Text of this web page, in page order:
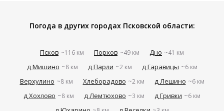
Погода в других городах Псковской области:
Псков ~116 км Порхов ~49 км Дно ~41 км
д Мишино ~8 км д Парли ~2 км д Гаравицы ~6 км
Верхулино ~8 км Хлеборадово ~2 км д Лешино ~6 км
д Хохлово ~8 км д Лемтюхово ~3 км д Гривки ~6 км